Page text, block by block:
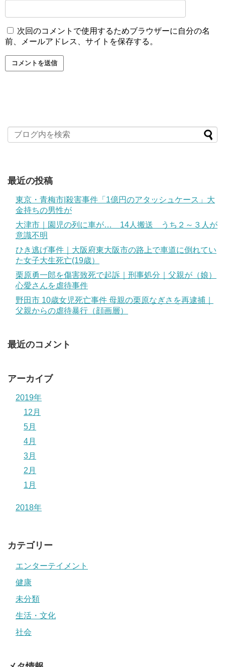
次回のコメントで使用するためブラウザーに自分の名
前、メールアドレス、サイトを保存する。
最近の投稿
東京・青梅市|殺害事件「1億円のアタッシュケース」大
金持ちの男性が
大津市｜園児の列に車が… 14人搬送 うち２～３人が
意識不明
ひき逃げ事件｜大阪府東大阪市の路上で車道に倒れてい
た女子大生死亡(19歳）
栗原勇一郎を傷害致死で起訴｜刑事処分｜父親が（娘）
心愛さんを虐待事件
野田市 10歳女児死亡事件 母親の栗原なぎさを再逮捕｜
父親からの虐待暴行（顔画層）
最近のコメント
アーカイブ
2019年
12月
5月
4月
3月
2月
1月
2018年
カテゴリー
エンターテイメント
健康
未分類
生活・文化
社会